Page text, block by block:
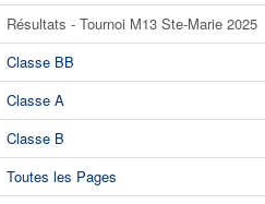
Résultats - Tournoi M13 Ste-Marie 2025
Classe BB
Classe A
Classe B
Toutes les Pages